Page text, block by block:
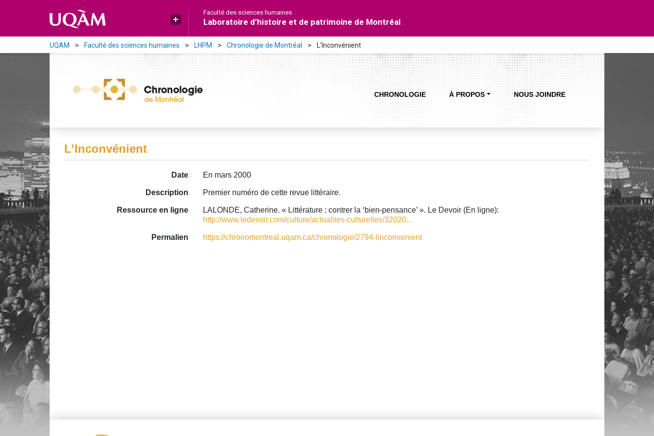
Faculté des sciences humaines
Laboratoire d’histoire et de patrimoine de Montréal
UQAM Faculté des sciences humaines LHPM Chronologie de Montréal L’Inconvénient
CHRONOLOGIE À PROPOS NOUS JOINDRE
L’Inconvénient
Date En mars 2000
Description Premier numéro de cette revue littéraire.
Ressource en ligne
LALONDE, Catherine. « Littérature : contrer la ‘bien-pensance’ ». Le Devoir (En ligne):
http://www.ledevoir.com/culture/actualites-culturelles/32020...
Permalien https://chronomontreal.uqam.ca/chronologie/2794-linconvenient